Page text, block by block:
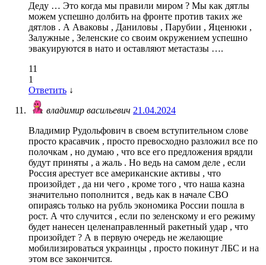
Деду … Это когда мы правили миром ? Мы как дятлы
можем успешно долбить на фронте против таких же
дятлов . А Аваковы , Даниловы , Парубии , Яценюки ,
Залужные , Зеленские со своим окружением успешно
эвакуируются в нато и оставляют метастазы ….
11
1
Ответить ↓
владимир васильевич 21.04.2024
Владимир Рудольфович в своем вступительном слове
просто красавчик , просто превосходно разложил все по
полочкам , но думаю , что все его предложения врядли
будут приняты , а жаль . Но ведь на самом деле , если
Россия арестует все американские активы , что
произойдет , да ни чего , кроме того , что наша казна
значительно пополнится , ведь как в начале СВО
опираясь только на рубль экономика России пошла в
рост. А что случится , если по зеленскому и его режиму
будет нанесен целенаправленный ракетный удар , что
произойдет ? А в первую очередь не желающие
мобилизироваться украинцы , просто покинут ЛБС и на
этом все закончится.